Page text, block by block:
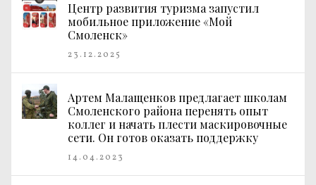
Центр развития туризма запустил
мобильное приложение «Мой
Смоленск»
23.12.2025
Артем Малащенков предлагает школам
Смоленского района перенять опыт
коллег и начать плести маскировочные
сети. Он готов оказать поддержку
14.04.2023